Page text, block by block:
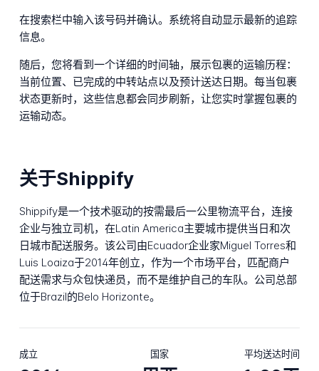
在搜索栏中输入该号码并确认。系统将自动显示最新的追踪
信息。
随后，您将看到一个详细的时间轴，展示包裹的运输历程：
当前位置、已完成的中转站点以及预计送达日期。每当包裹
状态更新时，这些信息都会同步刷新，让您实时掌握包裹的
运输动态。
关于Shippify
Shippify是一个技术驱动的按需最后一公里物流平台，连接
企业与独立司机，在Latin America主要城市提供当日和次
日城市配送服务。该公司由Ecuador企业家Miguel Torres和
Luis Loaiza于2014年创立，作为一个市场平台，匹配商户
配送需求与众包快递员，而不是维护自己的车队。公司总部
位于Brazil的Belo Horizonte。
成立 国家 平均送达时间